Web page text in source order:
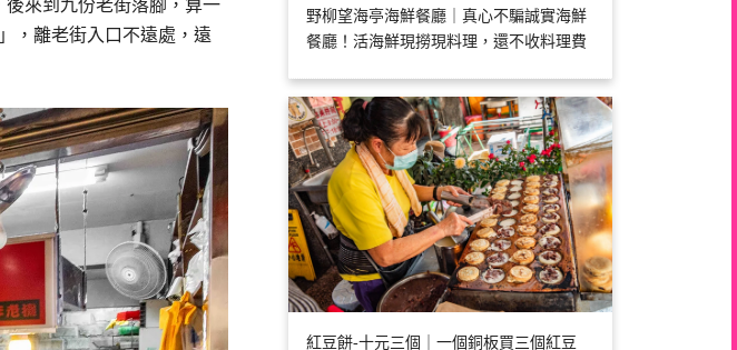
後來到九份老街落腳，算一
，離老街入口不遠處，遠
野柳望海亭海鮮餐廳｜真心不騙誠實海鮮
餐廳！活海鮮現撈現料理，還不收料理費
紅豆餅-十元三個｜一個銅板買三個紅豆